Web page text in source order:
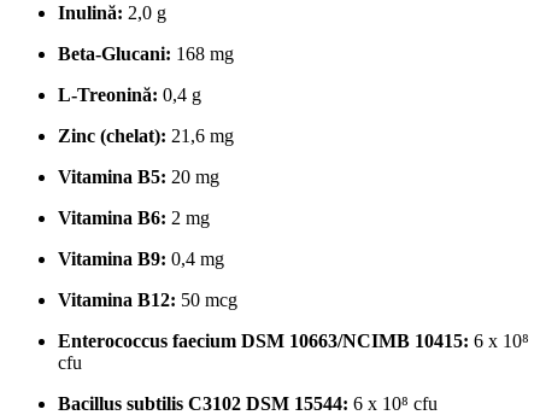
Inulină: 2,0 g
Beta-Glucani: 168 mg
L-Treonină: 0,4 g
Zinc (chelat): 21,6 mg
Vitamina B5: 20 mg
Vitamina B6: 2 mg
Vitamina B9: 0,4 mg
Vitamina B12: 50 mcg
Enterococcus faecium DSM 10663/NCIMB 10415: 6 x 10⁸
cfu
Bacillus subtilis C3102 DSM 15544: 6 x 10⁸ cfu